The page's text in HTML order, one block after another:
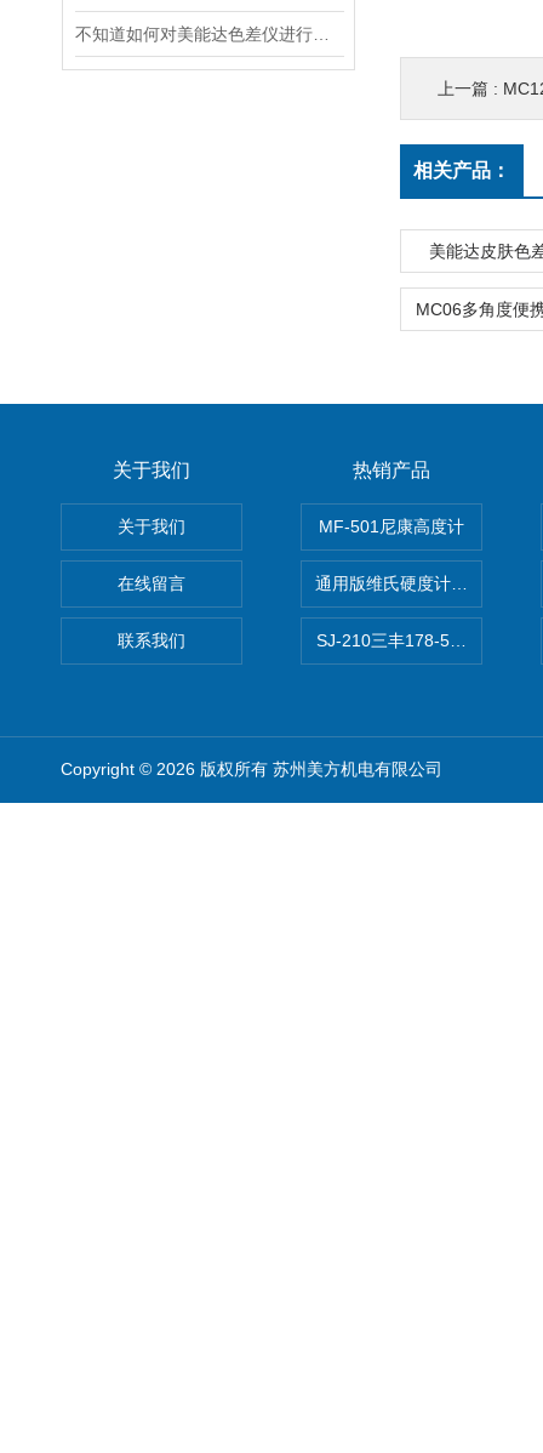
上一篇 :
相关产品：
美能达皮肤色
关于我们
关于我们
在线留言
联系我们
热销产品
MF-501尼康高度计
通用版维氏硬度计软件 自动
SJ-210三丰178-560-11DC粗
Copyright © 2026 版权所有 苏州美方机电有限公司